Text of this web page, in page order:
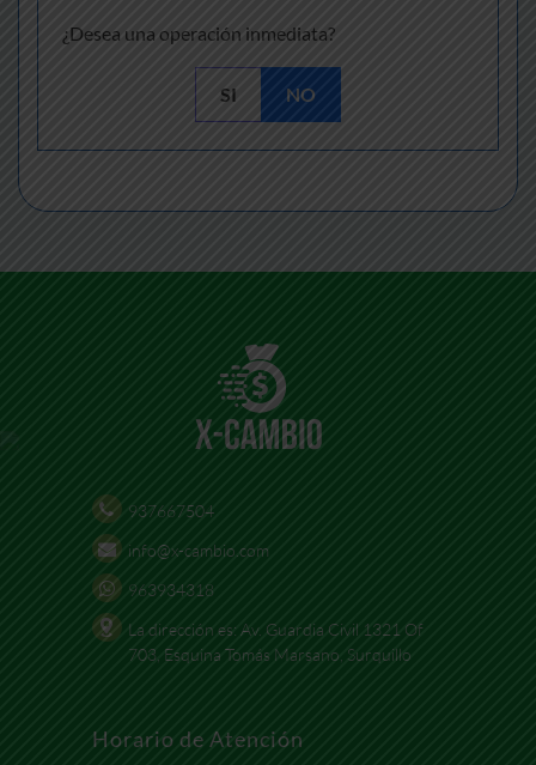
¿Desea una operación inmediata?
SI NO
937667504
info@x-cambio.com
963934318
La dirección es: Av. Guardia Civil 1321 Of
703, Esquina Tomás Marsano, Surquillo
Horario de Atención